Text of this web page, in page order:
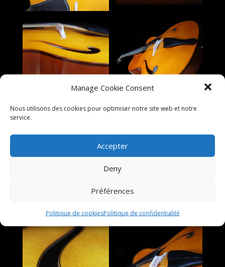
Manage Cookie Consent
Nous utilisons des cookies pour optimiser notre site web et notre
service.
Accepter
Deny
Préférences
Politique de cookiesPolitique de confidentialité